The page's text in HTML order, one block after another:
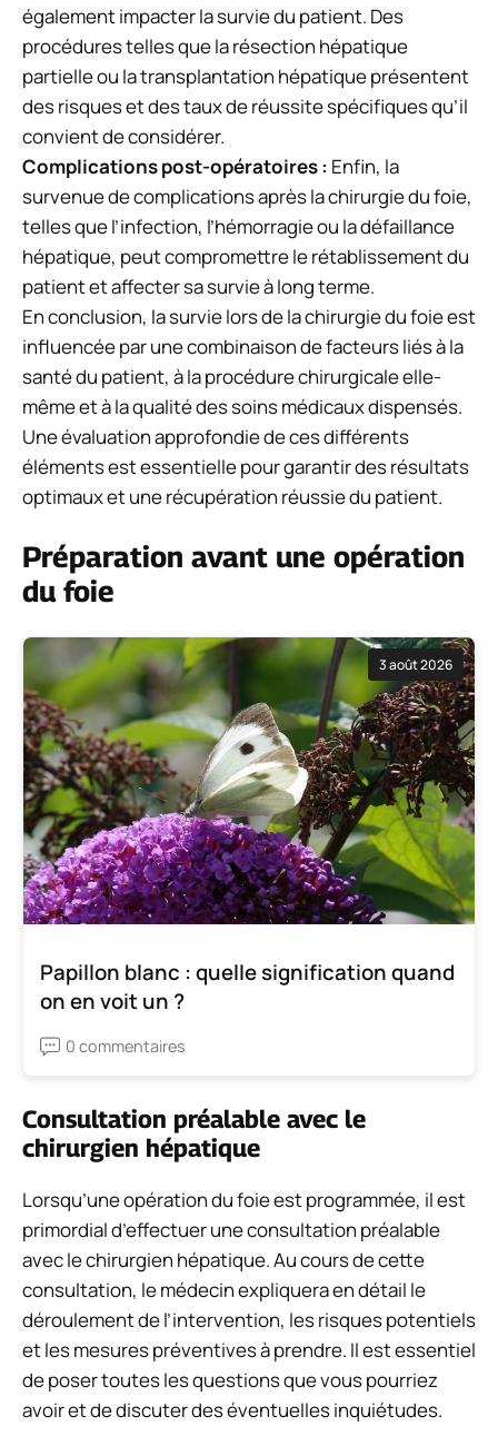
également impacter la survie du patient. Des
procédures telles que la résection hépatique
partielle ou la transplantation hépatique présentent
des risques et des taux de réussite spécifiques qu’il
convient de considérer.
Complications post-opératoires : Enfin, la
survenue de complications après la chirurgie du foie,
telles que l’infection, l’hémorragie ou la défaillance
hépatique, peut compromettre le rétablissement du
patient et affecter sa survie à long terme.
En conclusion, la survie lors de la chirurgie du foie est
influencée par une combinaison de facteurs liés à la
santé du patient, à la procédure chirurgicale elle-
même et à la qualité des soins médicaux dispensés.
Une évaluation approfondie de ces différents
éléments est essentielle pour garantir des résultats
optimaux et une récupération réussie du patient.
Préparation avant une opération
du foie
3 août 2026
Papillon blanc : quelle signification quand
on en voit un ?
0 commentaires
Consultation préalable avec le
chirurgien hépatique
Lorsqu’une opération du foie est programmée, il est
primordial d’effectuer une consultation préalable
avec le chirurgien hépatique. Au cours de cette
consultation, le médecin expliquera en détail le
déroulement de l’intervention, les risques potentiels
et les mesures préventives à prendre. Il est essentiel
de poser toutes les questions que vous pourriez
avoir et de discuter des éventuelles inquiétudes.